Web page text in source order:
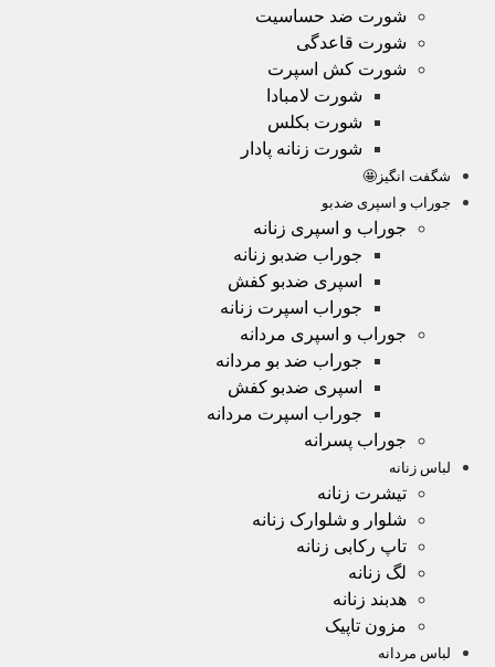
شورت ضد حساسیت
شورت قاعدگی
شورت کش اسپرت
شورت لامبادا
شورت بکلس
شورت زنانه پادار
شگفت انگیز🤩
جوراب و اسپری ضدبو
جوراب و اسپری زنانه
جوراب ضدبو زنانه
اسپری ضدبو کفش
جوراب اسپرت زنانه
جوراب و اسپری مردانه
جوراب ضد بو مردانه
اسپری ضدبو کفش
جوراب اسپرت مردانه
جوراب پسرانه
لباس زنانه
تیشرت زنانه
شلوار و شلوارک زنانه
تاپ رکابی زنانه
لگ زنانه
هدبند زنانه
مزون تاپیک
لباس مردانه